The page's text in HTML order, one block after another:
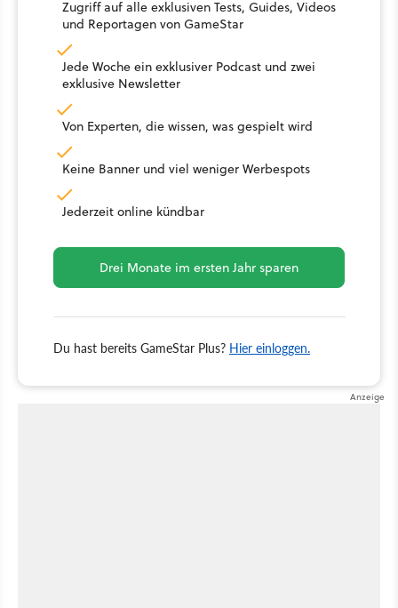
Zugriff auf alle exklusiven Tests, Guides, Videos
und Reportagen von GameStar
Jede Woche ein exklusiver Podcast und zwei
exklusive Newsletter
Von Experten, die wissen, was gespielt wird
Keine Banner und viel weniger Werbespots
Jederzeit online kündbar
Drei Monate im ersten Jahr sparen
Du hast bereits GameStar Plus? Hier einloggen.